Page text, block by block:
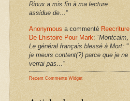
Rioux a mis fin à ma lecture
assidue de…”
Anonymous a commenté Reecriture
De Lhistoire Pour Mark: “Montcalm,
Le général français blessé à Mort: "
je meurs content(?) parce que je ne
verrai pas…”
Recent Comments Widget